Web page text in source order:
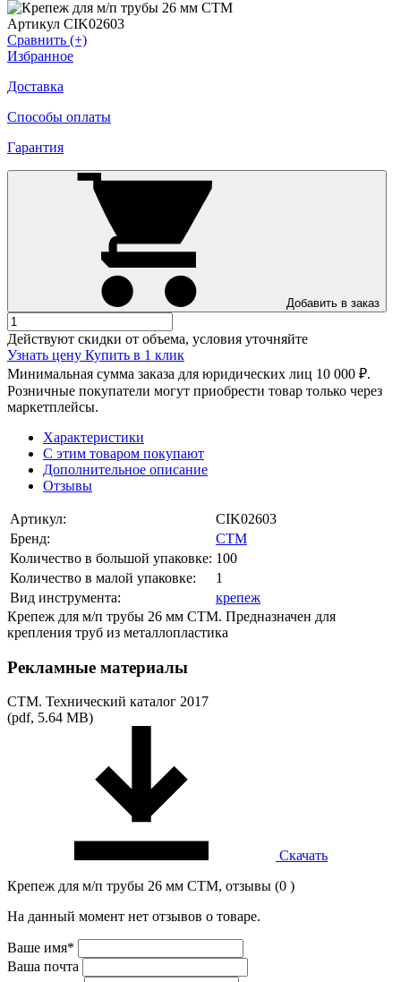
Артикул CIK02603
Сравнить (+)
Избранное
Доставка
Способы оплаты
Гарантия
Добавить в заказ
Действуют скидки от объема, условия уточняйте
Узнать цену Купить в 1 клик
Минимальная сумма заказа для юридических лиц 10 000 ₽.
Розничные покупатели могут приобрести товар только через
маркетплейсы.
Характеристики
С этим товаром покупают
Дополнительное описание
Отзывы
Артикул:
CIK02603
Бренд:
СТМ
Количество в большой упаковке: 100
Количество в малой упаковке:
1
Вид инструмента:
крепеж
Крепеж для м/п трубы 26 мм CTМ. Предназначен для
крепления труб из металлопластика
Рекламные материалы
СТМ. Технический каталог 2017
(pdf, 5.64 MB)
Скачать
Крепеж для м/п трубы 26 мм CTM, отзывы (0 )
На данный момент нет отзывов о товаре.
Ваше имя*
Ваша почта